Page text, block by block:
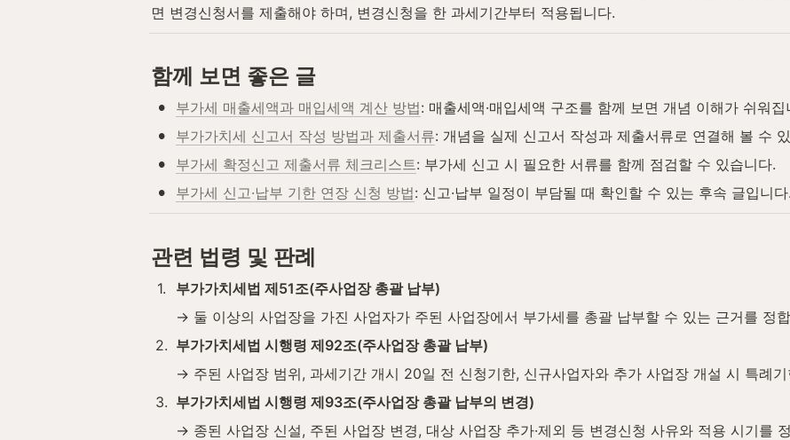
면 변경신청서를 제출해야 하며, 변경신청을 한 과세기간부터 적용됩니다.
함께 보면 좋은 글
• 부가세 매출세액과 매입세액 계산 방법: 매출세액·매입세액 구조를 함께 보면 개념 이해가 쉬워집
• 부가가치세 신고서 작성 방법과 제출서류: 개념을 실제 신고서 작성과 제출서류로 연결해 볼 수
• 부가세 확정신고 제출서류 체크리스트: 부가세 신고 시 필요한 서류를 함께 점검할 수 있습니다.
• 부가세 신고·납부 기한 연장 신청 방법: 신고·납부 일정이 부담될 때 확인할 수 있는 후속 글입니다.
관련 법령 및 판례
1.
부가가치세법 제51조(주사업장 총괄 납부)
→ 둘 이상의 사업장을 가진 사업자가 주된 사업장에서 부가세를 총괄 납부할 수 있는 근거를 정
2. 부가가치세법 시행령 제92조(주사업장 총괄 납부)
→ 주된 사업장 범위, 과세기간 개시 20일 전 신청기한, 신규사업자와 추가 사업장 개설 시 특례
3. 부가가치세법 시행령 제93조(주사업장 총괄 납부의 변경)
→ 종된 사업장 신설, 주된 사업장 변경, 대상 사업장 추가·제외 등 변경신청 사유와 적용 시기를